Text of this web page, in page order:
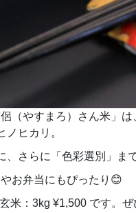
（やすまろ）さん米」
ヒカリ。
さらに「色彩選別」ま
お弁当にもぴったり😊
米：3kg ¥1,500 です。ぜ